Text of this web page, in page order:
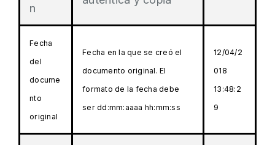
n
Fecha
del
docume
nto
original
Fecha en la que se creó el
documento original. El
formato de la fecha debe
ser dd:mm:aaaa hh:mm:ss
12/04/2
018
13:48:2
9